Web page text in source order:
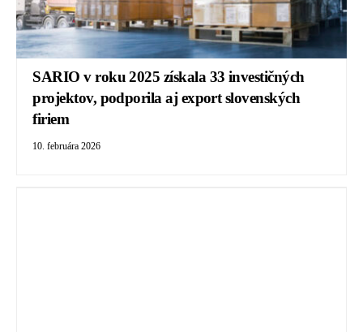
SARIO v roku 2025 získala 33 investičných
projektov, podporila aj export slovenských
firiem
10. februára 2026